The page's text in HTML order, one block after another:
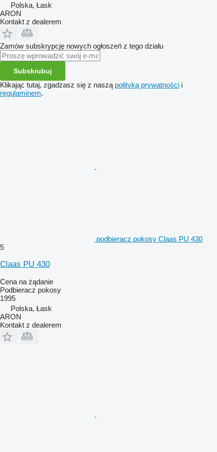
Polska, Łask
ARON
Kontakt z dealerem
Zamów subskrypcję nowych ogłoszeń z tego działu
Subskrubuj
Klikając tutaj, zgadzasz się z naszą polityką prywatności i
regulaminem.
podbieracz pokosy Claas PU 430
5
Claas PU 430
Cena na żądanie
Podbieracz pokosy
1995
Polska, Łask
ARON
Kontakt z dealerem